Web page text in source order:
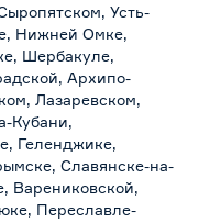
Усть-
Нижней Омке,
Шербакуле,
Архипо-
Лазаревском,
Кубани,
Геленджике,
Славянске-на-
Варениковской,
Переславле-